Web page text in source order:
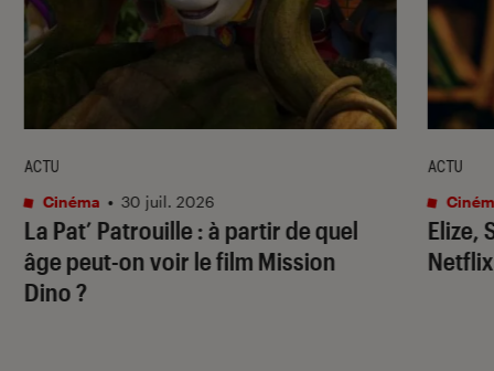
La Pat’ Patrouille: à partir de quel
âge peut-on voir le film Mission
Dino?
ACTU
Cinéma • 30 juil. 2026
Elize,
ACTU